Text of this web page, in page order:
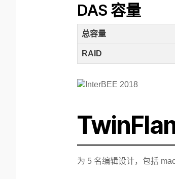
DAS 容量
总容量
RAID
为 5 名编辑设计，包括